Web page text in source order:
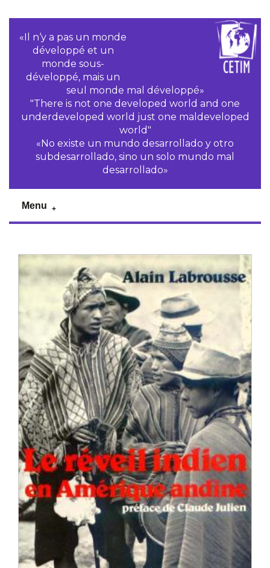
«Il n‘y a pas un monde
développé et un
monde sous-
développé, mais un
seul monde mal développé»
"There is not one developed world and one
underdeveloped world just one maldeveloped
world"
«No existe un mundo desarrollado y otro
subdesarrollado, sino un solo mundo mal
desarrollado»
Menu